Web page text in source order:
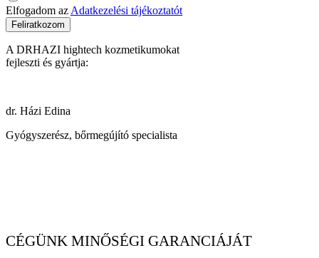
Elfogadom az Adatkezelési tájékoztatót
Feliratkozom
A DRHAZI hightech kozmetikumokat
fejleszti és gyártja:
dr. Házi Edina
Gyógyszerész, bőrmegújító specialista
CÉGÜNK MINŐSÉGI GARANCIÁJÁT